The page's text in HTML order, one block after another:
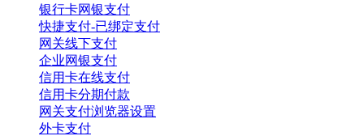
银行卡网银支付
快捷支付-已绑定支付
网关线下支付
企业网银支付
信用卡在线支付
信用卡分期付款
网关支付浏览器设置
外卡支付